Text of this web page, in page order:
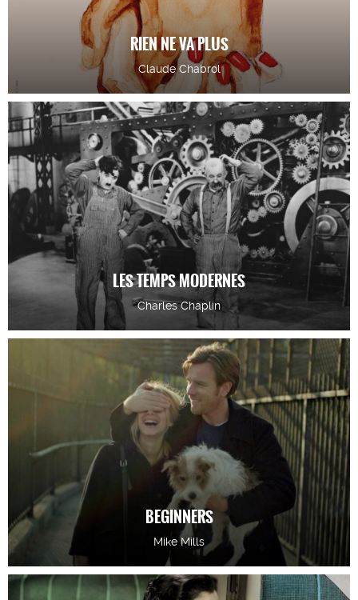
RIEN NE VA PLUS
Claude Chabrol
LES TEMPS MODERNES
Charles Chaplin
BEGINNERS
Mike Mills